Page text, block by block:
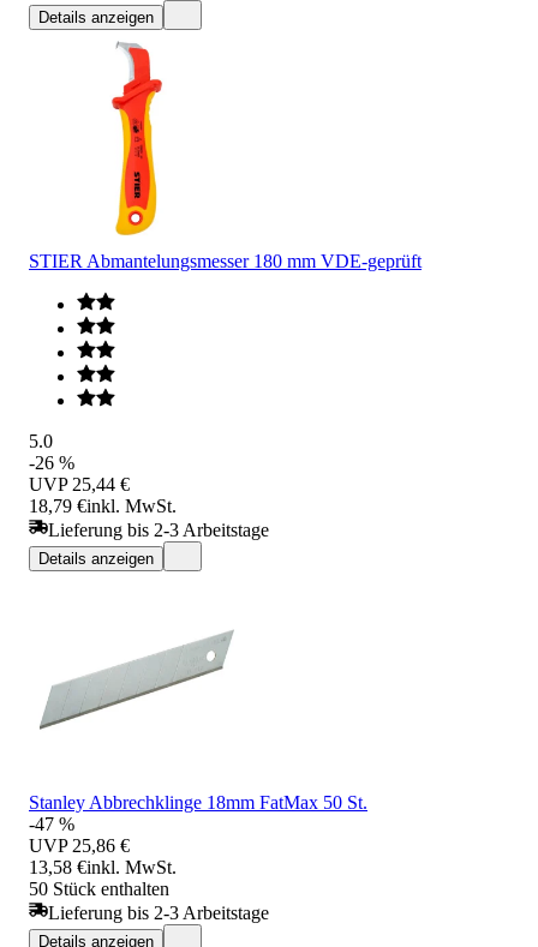
Details anzeigen
STIER Abmantelungsmesser 180 mm VDE-geprüft
5.0
-26 %
UVP 25,44 €
18,79 €inkl. MwSt.
Lieferung bis 2-3 Arbeitstage
Details anzeigen
Stanley Abbrechklinge 18mm FatMax 50 St.
-47 %
UVP 25,86 €
13,58 €inkl. MwSt.
50 Stück enthalten
Lieferung bis 2-3 Arbeitstage
Details anzeigen